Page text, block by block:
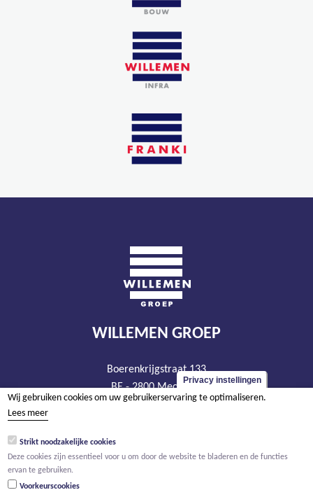
WILLEMEN GROEP
Boerenkrijgstraat 133
BE - 2800 Mechelen
tel +32 15 569 965
BTW BE 0466.256.432
Privacy instellingen
Wij gebruiken cookies om uw gebruikerservaring te optimaliseren.
Lees meer
Strikt noodzakelijke cookies
Deze cookies zijn essentieel voor u om door de website te bladeren en de functies
ervan te gebruiken.
Voorkeurscookies